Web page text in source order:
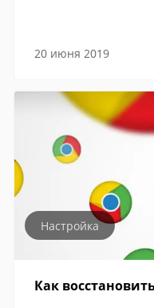
20 июня 2019
Настройка
Как